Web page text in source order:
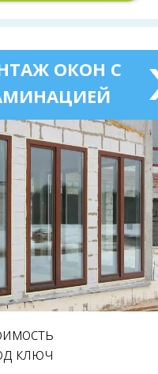
ОКОН С
ключ